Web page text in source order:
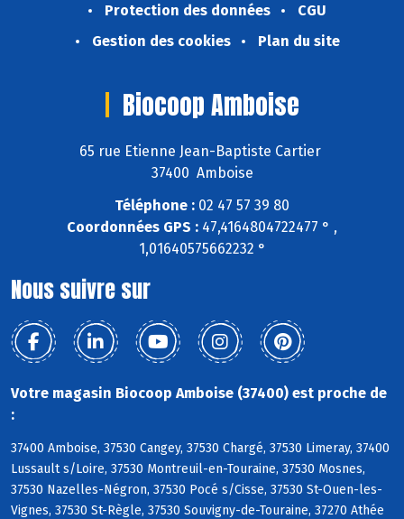
Protection des données
CGU
Gestion des cookies
Plan du site
Biocoop Amboise
65 rue Etienne Jean-Baptiste Cartier
37400 Amboise
Téléphone : 02 47 57 39 80
Coordonnées GPS : 47,4164804722477 ° ,
1,01640575662232 °
Nous suivre sur
Votre magasin Biocoop Amboise (37400) est proche de
:
37400 Amboise, 37530 Cangey, 37530 Chargé, 37530 Limeray, 37400
Lussault s/Loire, 37530 Montreuil-en-Touraine, 37530 Mosnes,
37530 Nazelles-Négron, 37530 Pocé s/Cisse, 37530 St-Ouen-les-
Vignes, 37530 St-Règle, 37530 Souvigny-de-Touraine, 37270 Athée